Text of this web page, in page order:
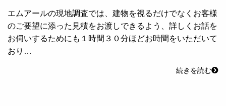
エムアールの現地調査では、建物を視るだけでなくお客様
のご要望に添った見積をお渡しできるよう、詳しくお話を
お伺いするためにも１時間３０分ほどお時間をいただいて
おり…
続きを読む